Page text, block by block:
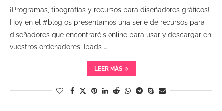
¡Programas, tipografías y recursos para diseñadores gráficos!
Hoy en el #blog os presentamos una serie de recursos para
diseñadores que encontraréis online para usar y descargar en
vuestros ordenadores, Ipads …
LEER MÁS